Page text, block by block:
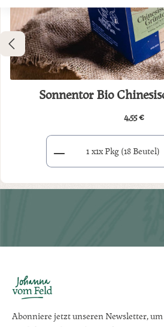
Sonnentor Bio
Regulärer Preis:
4,55 €
Produkt Anzahl: Gib den
x1x Pkg (18 Beutel)
Abonniere jetzt unseren Newsletter,